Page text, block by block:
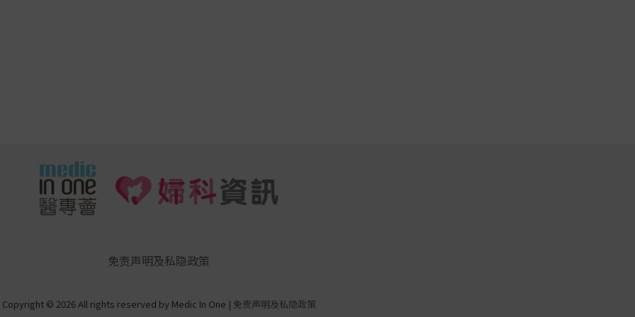
免责声明及私隐政策
Copyright © 2026 All rights reserved by Medic In One | 免责声明及私隐政策